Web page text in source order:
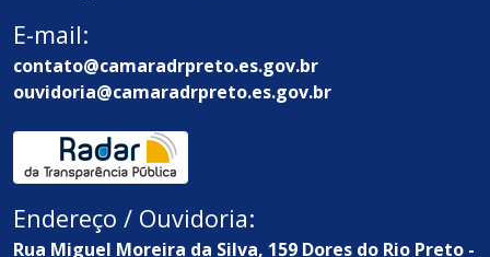
E-mail:
contato@camaradrpreto.es.gov.br
ouvidoria@camaradrpreto.es.gov.br
Endereço / Ouvidoria:
Rua Miguel Moreira da Silva, 159 Dores do Rio Preto -